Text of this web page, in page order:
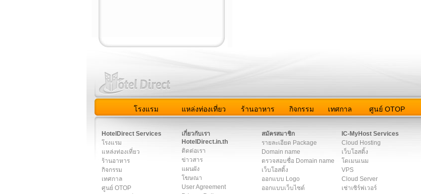
โรงแรม แหล่งท่องเที่ยว ร้านอาหาร กิจกรรม เทศกาล ศูนย์ OTOP
HotelDirect Services
โรงแรม
แหล่งท่องเที่ยว
ร้านอาหาร
กิจกรรม
เทศกาล
ศูนย์ OTOP
เกี่ยวกับเรา
HotelDirect.in.th
ติดต่อเรา
ข่าวสาร
แผนผัง
โฆษณา
User Agreement
สมัครสมาชิก
รายละเอียด Package
Domain name
ตรวจสอบชื่อ Domain name
เว็บโฮสติ้ง
ออกแบบ Logo
ออกแบบเว็บไซต์
IC-MyHost Services
Cloud Hosting
เว็บโฮสติ้ง
โดเมนเนม
VPS
Cloud Server
เช่าเซิร์ฟเวอร์